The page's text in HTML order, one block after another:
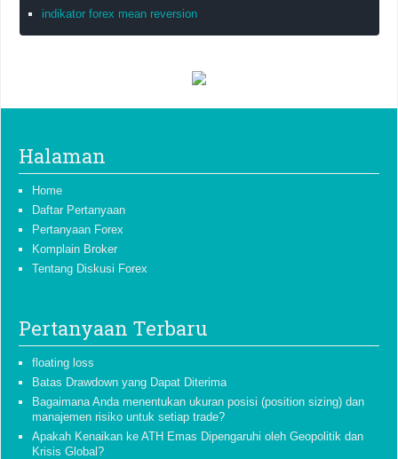
indikator forex mean reversion
Halaman
Home
Daftar Pertanyaan
Pertanyaan Forex
Komplain Broker
Tentang Diskusi Forex
Pertanyaan Terbaru
floating loss
Batas Drawdown yang Dapat Diterima
Bagaimana Anda menentukan ukuran posisi (position sizing) dan
manajemen risiko untuk setiap trade?
Apakah Kenaikan ke ATH Emas Dipengaruhi oleh Geopolitik dan
Krisis Global?